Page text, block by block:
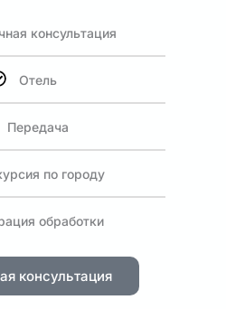
консультация
Отель
Передача
по городу
обработки
консультация